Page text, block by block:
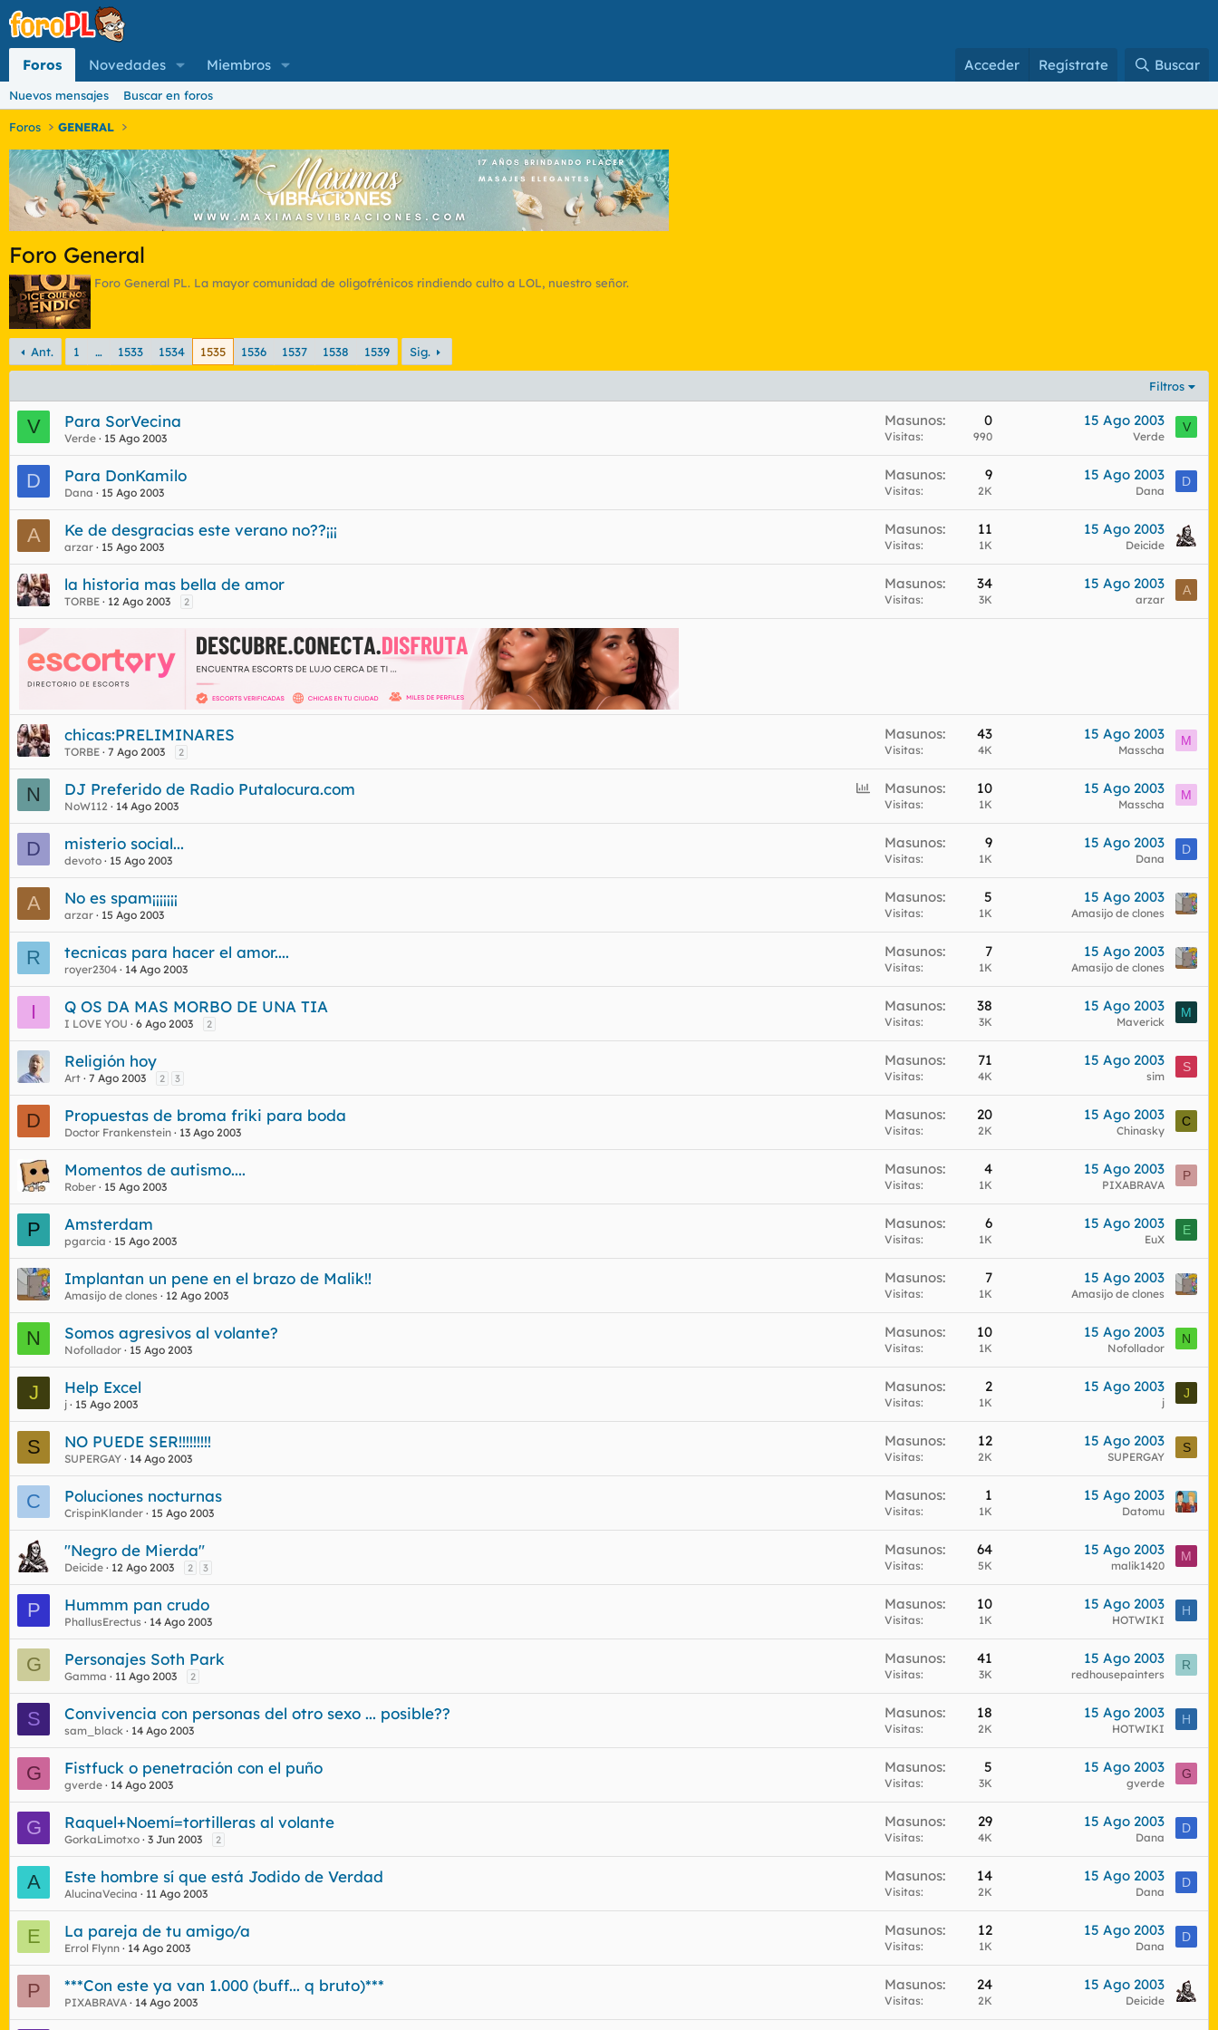
Foros Novedades Miembros Acceder Regístrate Buscar
Nuevos mensajes Buscar en foros
Foros GENERAL
Foro General
Foro General PL. La mayor comunidad de oligofrénicos rindiendo culto a LOL, nuestro señor.
Ant. 1 … 1533 1534 1535 1536 1537 1538 1539 Sig.
Filtros
V Para SorVecina
Verde 15 Ago 2003
Masunos 0
Visitas 990
15 Ago 2003
Verde
V
D Para DonKamilo
Dana 15 Ago 2003
Masunos 9
Visitas 2K
15 Ago 2003
Dana
D
A Ke de desgracias este verano no??¡¡¡
arzar 15 Ago 2003
Masunos 11
Visitas 1K
15 Ago 2003
Deicide
la historia mas bella de amor
TORBE 12 Ago 2003 2
Masunos 34
Visitas 3K
15 Ago 2003
arzar
A
chicas:PRELIMINARES
TORBE 7 Ago 2003 2
Masunos 43
Visitas 4K
15 Ago 2003
Masscha
M
N
E
c
s
DJ Preferido de Radio Putalocura.com
NoW112 14 Ago 2003
Masunos 10
Visitas 1K
15 Ago 2003
Masscha
M
D misterio social...
devoto 15 Ago 2003
Masunos 9
Visitas 1K
15 Ago 2003
Dana
D
A No es spam¡¡¡¡¡¡¡
arzar 15 Ago 2003
Masunos 5
Visitas 1K
15 Ago 2003
Amasijo de clones
R tecnicas para hacer el amor....
royer2304 14 Ago 2003
Masunos 7
Visitas 1K
15 Ago 2003
Amasijo de clones
I Q OS DA MAS MORBO DE UNA TIA
I LOVE YOU 6 Ago 2003 2
Masunos 38
Visitas 3K
15 Ago 2003
Maverick
M
Religión hoy
Art 7 Ago 2003 2 3
Masunos 71
Visitas 4K
15 Ago 2003
sim
S
D Propuestas de broma friki para boda
Doctor Frankenstein 13 Ago 2003
Masunos 20
Visitas 2K
15 Ago 2003
Chinasky
C
Momentos de autismo....
Rober 15 Ago 2003
Masunos 4
Visitas 1K
15 Ago 2003
PIXABRAVA
P
P Amsterdam
pgarcia 15 Ago 2003
Masunos 6
Visitas 1K
15 Ago 2003
EuX
E
Implantan un pene en el brazo de Malik!!
Amasijo de clones 12 Ago 2003
Masunos 7
Visitas 1K
15 Ago 2003
Amasijo de clones
N Somos agresivos al volante?
Nofollador 15 Ago 2003
Masunos 10
Visitas 1K
15 Ago 2003
Nofollador
N
J Help Excel
j 15 Ago 2003
Masunos 2
Visitas 1K
15 Ago 2003
j
J
S NO PUEDE SER!!!!!!!!!
SUPERGAY 14 Ago 2003
Masunos 12
Visitas 2K
15 Ago 2003
SUPERGAY
S
C Poluciones nocturnas
CrispinKlander 15 Ago 2003
Masunos 1
Visitas 1K
15 Ago 2003
Datomu
"Negro de Mierda"
Deicide 12 Ago 2003 2 3
Masunos 64
Visitas 5K
15 Ago 2003
malik1420
M
P Hummm pan crudo
PhallusErectus 14 Ago 2003
Masunos 10
Visitas 1K
15 Ago 2003
HOTWIKI
H
G Personajes Soth Park
Gamma 11 Ago 2003 2
Masunos 41
Visitas 3K
15 Ago 2003
redhousepainters
R
S Convivencia con personas del otro sexo ... posible??
sam_black 14 Ago 2003
Masunos 18
Visitas 2K
15 Ago 2003
HOTWIKI
H
G Fistfuck o penetración con el puño
gverde 14 Ago 2003
Masunos 5
Visitas 3K
15 Ago 2003
gverde
G
G Raquel+Noemí=tortilleras al volante
GorkaLimotxo 3 Jun 2003 2
Masunos 29
Visitas 4K
15 Ago 2003
Dana
D
A Este hombre sí que está Jodido de Verdad
AlucinaVecina 11 Ago 2003
Masunos 14
Visitas 2K
15 Ago 2003
Dana
D
E La pareja de tu amigo/a
Errol Flynn 14 Ago 2003
Masunos 12
Visitas 1K
15 Ago 2003
Dana
D
P ***Con este ya van 1.000 (buff... q bruto)***
PIXABRAVA 14 Ago 2003
Masunos 24
Visitas 2K
15 Ago 2003
Deicide